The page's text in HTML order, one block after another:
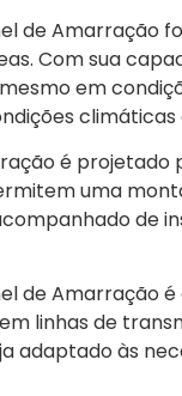
de Amarração
Com sua
em
climáticas
é
uma
de
de Amarração
linhas de
adaptado às